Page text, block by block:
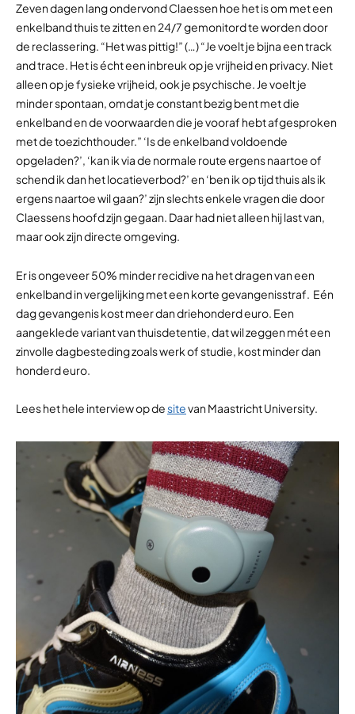
Zeven dagen lang ondervond Claessen hoe het is om met een
enkelband thuis te zitten en 24/7 gemonitord te worden door
de reclassering. “Het was pittig!” (…) “Je voelt je bijna een track
and trace. Het is écht een inbreuk op je vrijheid en privacy. Niet
alleen op je fysieke vrijheid, ook je psychische. Je voelt je
minder spontaan, omdat je constant bezig bent met die
enkelband en de voorwaarden die je vooraf hebt afgesproken
met de toezichthouder.” ‘Is de enkelband voldoende
opgeladen?’, ‘kan ik via de normale route ergens naartoe of
schend ik dan het locatieverbod?’ en ‘ben ik op tijd thuis als ik
ergens naartoe wil gaan?’ zijn slechts enkele vragen die door
Claessens hoofd zijn gegaan. Daar had niet alleen hij last van,
maar ook zijn directe omgeving.
Er is ongeveer 50% minder recidive na het dragen van een
enkelband in vergelijking met een korte gevangenisstraf. Eén
dag gevangenis kost meer dan driehonderd euro. Een
aangeklede variant van thuisdetentie, dat wil zeggen mét een
zinvolle dagbesteding zoals werk of studie, kost minder dan
honderd euro.
Lees het hele interview op desitevan Maastricht University.